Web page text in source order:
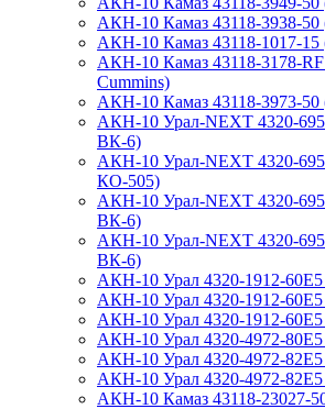
АКН-10 Камаз 43118-3938-
АКН-10 Камаз 43118-1017-
АКН-10 Камаз 43118-3178-
Cummins)
АКН-10 Камаз 43118-3973-
АКН-10 Урал-NEXT 4320-
ВК-6)
АКН-10 Урал-NEXT 4320-
КО-505)
АКН-10 Урал-NEXT 4320-
ВК-6)
АКН-10 Урал-NEXT 4320-
ВК-6)
АКН-10 Урал 4320-1912-
АКН-10 Урал 4320-1912-
АКН-10 Урал 4320-1912-
АКН-10 Урал 4320-4972-
АКН-10 Урал 4320-4972-
АКН-10 Урал 4320-4972-
АКН-10 Камаз 43118-23027-